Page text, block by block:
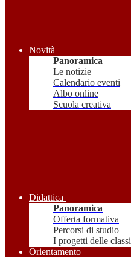
Novità
Panoramica
Le notizie
Calendario eventi
Albo online
Scuola creativa
Didattica
Panoramica
Offerta formativa
Percorsi di studio
I progetti delle classi
Orientamento